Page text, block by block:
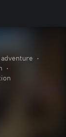
•
•